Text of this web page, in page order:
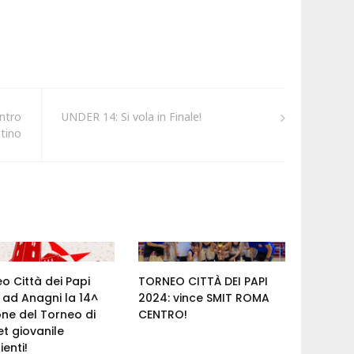
UNDER 14: Si vola in Finale!
Città dei Papi
ad Anagni la 14^
del Torneo di
giovanile
TORNEO CITTÀ DEI PAPI
2024: vince SMIT ROMA
CENTRO!